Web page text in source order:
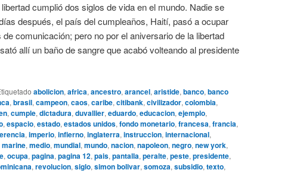
cumplió dos siglos de vida en el mundo. Nadie se
después, el país del cumpleaños, Haití, pasó a ocupar
comunicación; pero no por el aniversario de la libertad
allí un baño de sangre que acabó volteando al presidente
abolicion, africa, ancestro, arancel, aristide, banco, banco
, brasil, campeon, caos, caribe, citibank, civilizador, colombia,
, cumple, dictadura, duvallier, eduardo, educacion, ejemplo,
, espacio, estado, estados unidos, fondo monetario, francesa, francia,
, imperio, infierno, inglaterra, instruccion, internacional,
marine, medio, mundial, mundo, nacion, napoleon, negro, new york,
, ocupa, pagina, pagina 12, pais, pantalla, peralte, peste, presidente,
, revolucion, siglo, simon bolivar, somoza, subsidio, texto,